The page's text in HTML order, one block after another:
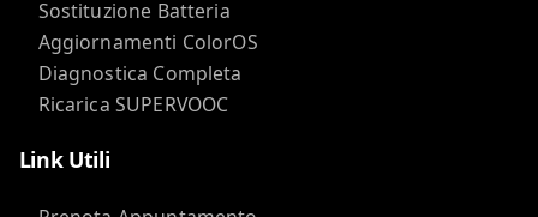
Sostituzione Batteria
Aggiornamenti ColorOS
Diagnostica Completa
Ricarica SUPERVOOC
Link Utili